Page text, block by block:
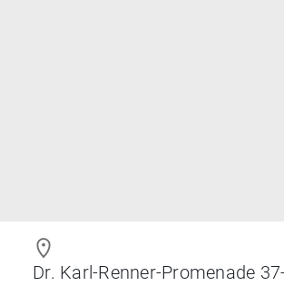
Dr. Karl-Renner-Promenade